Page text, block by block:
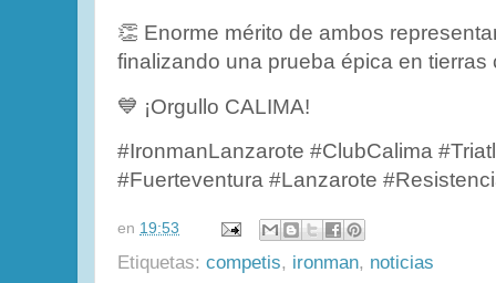
👏 Enorme mérito de ambos
finalizando una prueba épica en tierras
💙 ¡Orgullo CALIMA!
#IronmanLanzarote #ClubCalima
#Fuerteventura #Lanzarote
en 19:53
Etiquetas: competis, ironman, noticias